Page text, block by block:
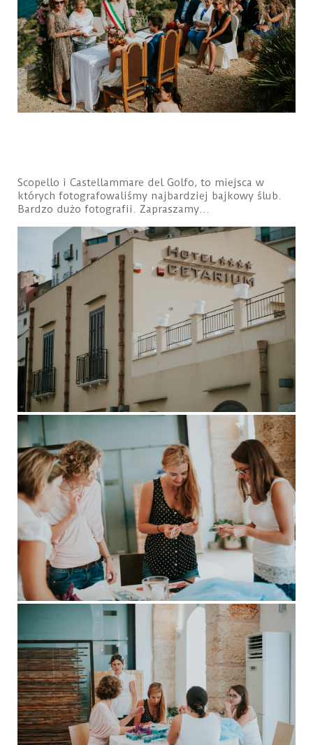
Scopello i Castellammare del Golfo, to miejsca w
których fotografowaliśmy najbardziej bajkowy ślub.
Bardzo dużo fotografii. Zapraszamy…